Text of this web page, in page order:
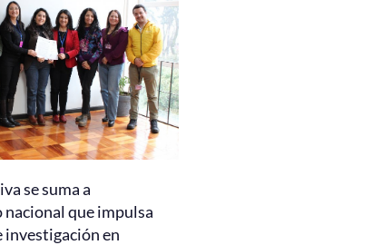
se suma a
que impulsa
investigación en